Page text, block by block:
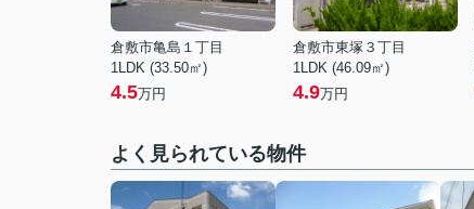
倉敷市亀島１丁目
1LDK (33.50㎡)
4.5万円
倉敷市東塚３丁目
1LDK (46.09㎡)
4.9万円
よく見られている物件